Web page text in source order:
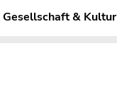
Gesellschaft & Kultur